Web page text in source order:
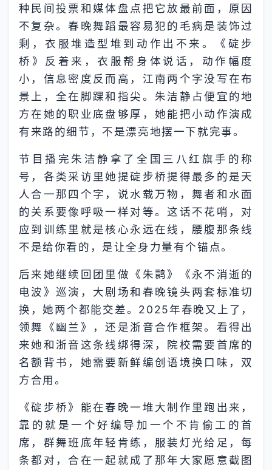
种民间投票和媒体盘点把它放最前面，原因
不复杂。春晚舞蹈最容易犯的毛病是装饰过
剩，衣服堆造型堆到动作出不来。《碇步
桥》反着来，衣服帮身体说话，动作幅度
小，信息密度反而高，江南两个字没写在布
景上，全在脚踝和指尖。朱洁静占便宜的地
方在她的职业底盘够厚，她能把小动作演成
有来路的细节，不是漂亮地摆一下就完事。
节目播完朱洁静拿了全国三八红旗手的称
号，各类采访里她提碇步桥提得最多的是天
人合一那四个字，说水载万物，舞者和水面
的关系要像呼吸一样对等。这话不花哨，对
应到训练里就是核心永远在线，腰腹那条线
不是给你看的，是让全身力量有个锚点。
后来她继续回团里做《朱鹮》《永不消逝的
电波》巡演，大剧场和春晚镜头两套标准切
换，她两个都能交差。2025年春晚又上了，
领舞《幽兰》，还是浙音合作框架。看得出
来她和浙音这条线绑得深，院校需要首席的
名额背书，她需要新鲜编创语境换口味，双
方合用。
《碇步桥》能在春晚一堆大制作里跑出来，
靠的就是一个好编导加一个不肯偷工的首
席，群舞班底年轻肯练，服装灯光给足，每
条都对，合在一起就成了那年大家愿意截图